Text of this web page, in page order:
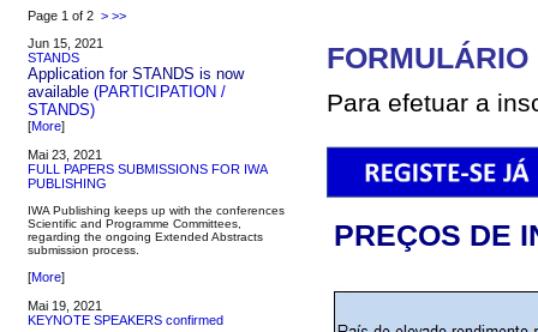
Page 1 of 2 > >>
Jun 15, 2021
STANDS
Application for STANDS is now
available (PARTICIPATION /
STANDS)
[More]
Mai 23, 2021
FULL PAPERS SUBMISSIONS FOR IWA
PUBLISHING
IWA Publishing keeps up with the conferences
Scientific and Programme Committees,
regarding the ongoing Extended Abstracts
submission process.
[More]
Mai 19, 2021
KEYNOTE SPEAKERS confirmed
Para efetuar a
PREÇOS DE